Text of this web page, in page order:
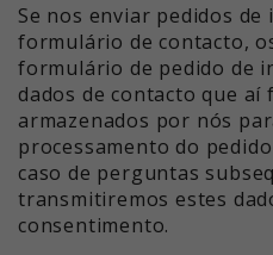
Se nos enviar pedidos
formulário de contacto,
formulário de pedido de
dados de contacto que aí
armazenados por nós
processamento do
caso de perguntas
transmitiremos estes
consentimento.